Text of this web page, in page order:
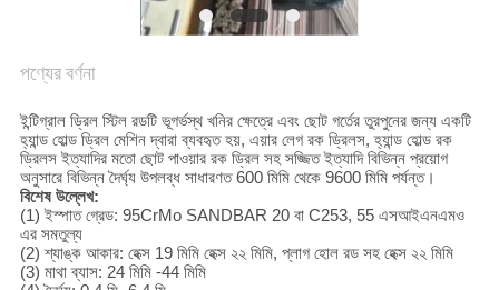
পণ্যের বর্ণনা
ইন্টিগ্রাল ড্রিল স্টিল রডটি ভূগর্ভস্থ খনির ক্ষেত্রে এবং ছোট গর্তের তুরপুনের জন্য একটি
হ্যান্ড হোল্ড ড্রিল মেশিন দ্বারা ব্যবহৃত হয়, এয়ার লেগ রক ড্রিলস, হ্যান্ড হোল্ড রক
ড্রিলস ইত্যাদির মতো ছোট পাওয়ার রক ড্রিল সহ সজ্জিত ইত্যাদি বিভিন্ন প্রয়োগ
অনুসারে বিভিন্ন দৈর্ঘ্য উপলব্ধ সাধারণত 600 মিমি থেকে 9600 মিমি পর্যন্ত।
বিশেষ উল্লেখ:
(1) ইস্পাত গ্রেড: 95CrMo SANDBAR 20 বা C253, 55 এসআইএনএমও
এর সমতুল্য
(2) শ্যাঙ্ক আকার: হেক্স 19 মিমি হেক্স ২২ মিমি, প্লাগ হোল রড সহ হেক্স ২২ মিমি
(3) মাথা ব্যাস: 24 মিমি -44 মিমি